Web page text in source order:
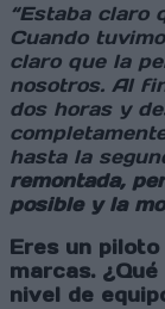
“Estaba claro
Cuando
claro que la
nosotros. Al
dos horas y
hasta la
remontada,
posible y la
Eres un
marcas.
nivel de